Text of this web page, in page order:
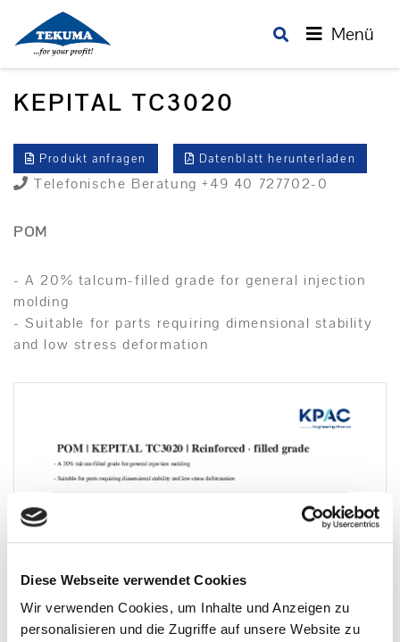
Diese Webseite verwendet Cookies
Wir verwenden Cookies, um Inhalte und Anzeigen zu
personalisieren und die Zugriffe auf unsere Website zu
Menü
KEPITAL TC3020
Produkt anfragen Datenblatt herunterladen
Telefonische Beratung +49 40 727702-0
POM
- A 20% talcum-filled grade for general injection
molding
- Suitable for parts requiring dimensional stability
and low stress deformation